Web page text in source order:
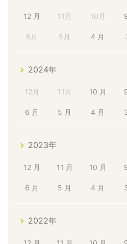
12 月 11月 10月
6月 5月 4 月
2024年
12月 11月 10 月
6 月 5 月 4 月
2023年
12 月 11 月 10 月
6 月 5 月 4 月
2022年